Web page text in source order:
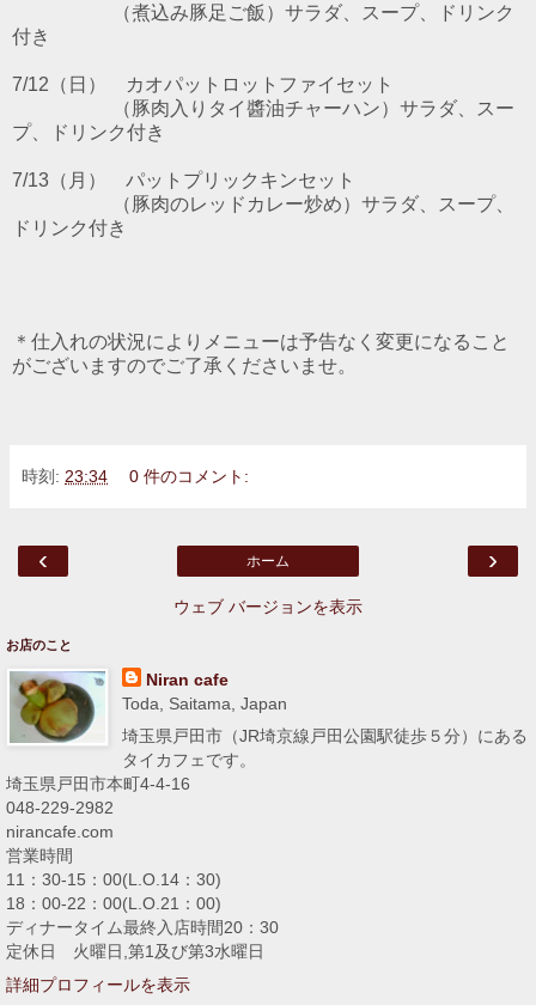
（煮込み豚足ご飯）サラダ、スープ、ドリンク
付き
7/12（日） カオパットロットファイ セット
（豚肉入りタイ醬油チャーハン）サラダ、スー
プ、ドリンク付き
7/13 （月） パットプリックキンセット
（豚肉のレッドカレー炒め）サラダ、スープ、
ドリンク付き
＊仕入れの状況によりメニューは予告なく変更になること
がございますのでご了承くださいませ。
時刻: 23:34 0 件のコメント:
‹ ›
ホーム
ウェブ バージョンを表示
お店のこと
Niran cafe
Toda, Saitama, Japan
埼玉県戸田市（JR埼京線戸田公園駅徒歩５分）にある
タイカフェです。
埼玉県戸田市本町4-4-16
048-229-2982
nirancafe.com
営業時間
11：30-15：00(L.O.14：30)
18：00-22：00(L.O.21：00)
ディナータイム最終入店時間20：30
定休日 火曜日,第1及び第3水曜日
詳細プロフィールを表示